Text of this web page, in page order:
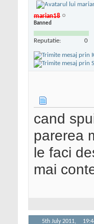
marian18
Banned
Reputatie: 0
cand
parerea
le faci
mai
5th July 2011,